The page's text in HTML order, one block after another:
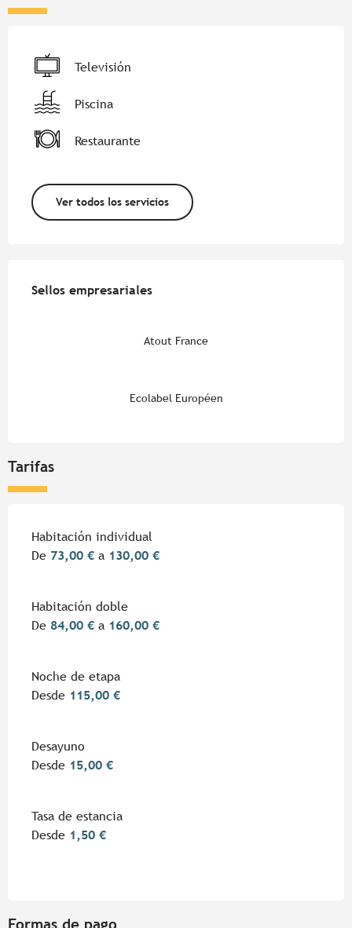
Televisión
Piscina
Restaurante
Ver todos los servicios
Sellos empresariales
Sellos empresariales
Atout France
Ecolabel Européen
Tarifas
Tarifas 2026
Habitación individual
De 73,00 € a 130,00 €
Habitación doble
De 84,00 € a 160,00 €
Noche de etapa
Desde 115,00 €
Desayuno
Desde 15,00 €
Tasa de estancia
Desde 1,50 €
Formas de pago